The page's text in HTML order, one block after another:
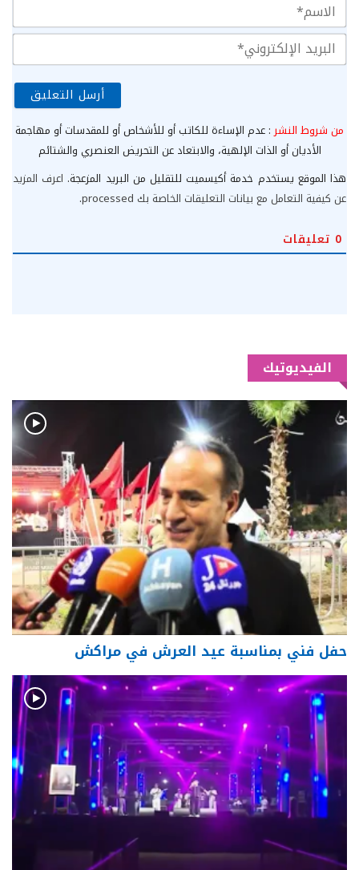
من شروط النشر : عدم الإساءة للكاتب أو للأشخاص أو للمقدسات أو مهاجمة
الأديان أو الذات الإلهية، والابتعاد عن التحريض العنصري والشتائم
هذا الموقع يستخدم خدمة أكيسميت للتقليل من البريد المزعجة. اعرف المزيد
عن كيفية التعامل مع بيانات التعليقات الخاصة بك processed
.
0 تعليقات
الفيديوتيك
حفل فني بمناسبة عيد العرش في مراكش